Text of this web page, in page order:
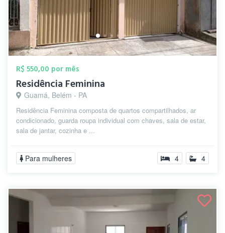
R$ 550,00 por mês
Residência Feminina
Guamá, Belém - PA
Residência Feminina composta de quartos compartilhados, ar
condicionado, guarda roupa individual com chaves, sala de estar,
sala de jantar, cozinha e ...
Para mulheres 4 4